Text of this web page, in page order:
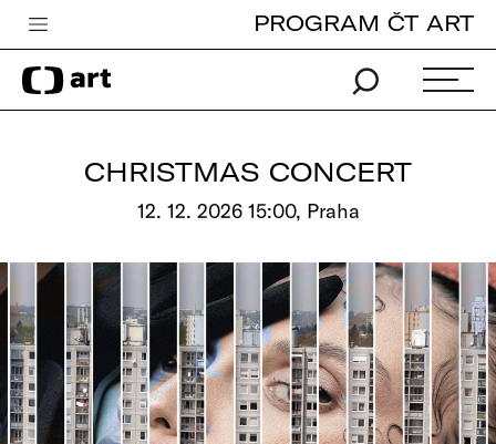
Česká televize
Zpravodajství
Pro děti
edu
Vše o ČT
PROGRAM ČT ART
CHRISTMAS CONCERT
12. 12. 2026 15:00, Praha